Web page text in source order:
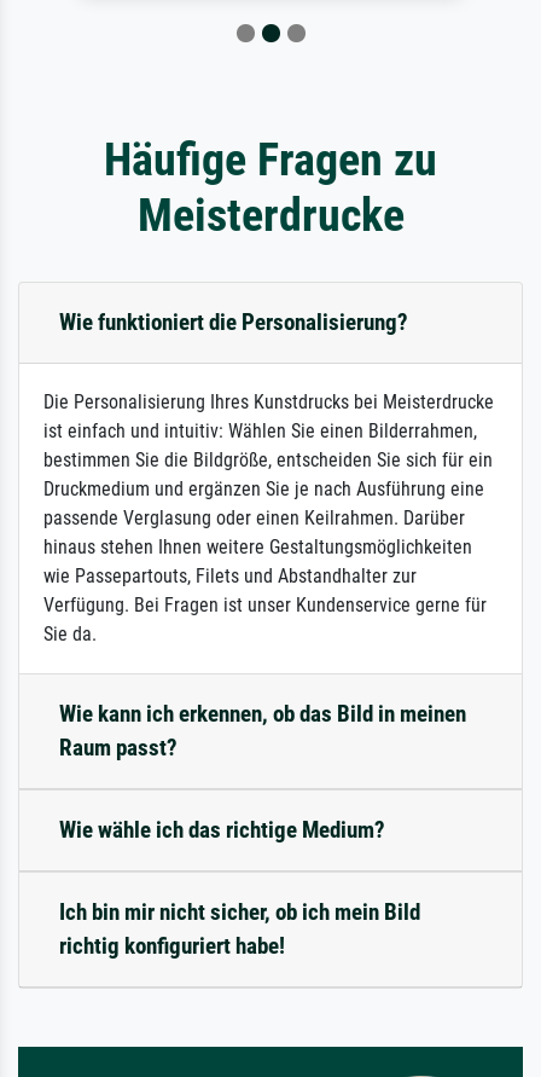
Häufige Fragen zu
Meisterdrucke
Wie funktioniert die Personalisierung?
Die Personalisierung Ihres Kunstdrucks bei Meisterdrucke
ist einfach und intuitiv: Wählen Sie einen Bilderrahmen,
bestimmen Sie die Bildgröße, entscheiden Sie sich für ein
Druckmedium und ergänzen Sie je nach Ausführung eine
passende Verglasung oder einen Keilrahmen. Darüber
hinaus stehen Ihnen weitere Gestaltungsmöglichkeiten
wie Passepartouts, Filets und Abstandhalter zur
Verfügung. Bei Fragen ist unser Kundenservice gerne für
Sie da.
Wie kann ich erkennen, ob das Bild in meinen
Raum passt?
Wie wähle ich das richtige Medium?
Ich bin mir nicht sicher, ob ich mein Bild
richtig konfiguriert habe!